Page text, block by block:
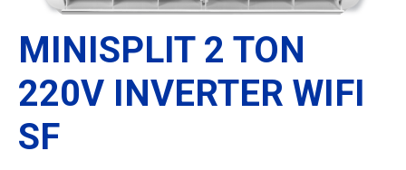
MINISPLIT 2 TON
220V INVERTER WIFI
SF